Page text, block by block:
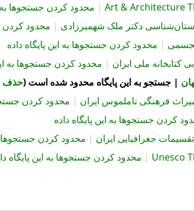
Art & Architecture
| محدود کردن جستجوها به
دکتر ملک شهمیرزادی | محدود کردن
تجسمی | محدود کردن جستجوها به این پایگاه داده
کتابخانه ملی ایران | محدود کردن جستجوها به
|جستجو به این پایگاه محدود شده است (حذف
ميراث فرهنگی ناملموس ایران | محدود کردن
کردن جستجوها به این پایگاه داده
تقسیمات جغرافیایی ایران | محدود کردن جستجوها
Unesco
| محدود کردن جستجوها به این پایگاه